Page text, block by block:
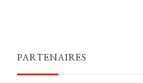
PARTENAIRES